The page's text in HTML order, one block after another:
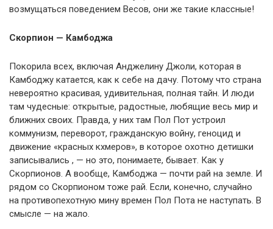
возмущаться поведением Весов, они же такие классные!
Скорпион — Камбоджа
Покорила всех, включая Анджелину Джоли, которая в
Камбоджу катается, как к себе на дачу. Потому что страна
невероятно красивая, удивительная, полная тайн. И люди
там чудесные: открытые, радостные, любящие весь мир и
ближних своих. Правда, у них там Пол Пот устроил
коммунизм, переворот, гражданскую войну, геноцид и
движение «красных кхмеров», в которое охотно детишки
записывались , — но это, понимаете, бывает. Как у
Скорпионов. А вообще, Камбоджа — почти рай на земле. И
рядом со Скорпионом тоже рай. Если, конечно, случайно
на противопехотную мину времен Пол Пота не наступать. В
смысле — на жало.